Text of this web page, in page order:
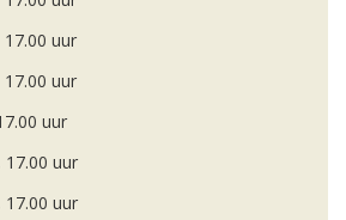
uur
uur
uur
uur
uur